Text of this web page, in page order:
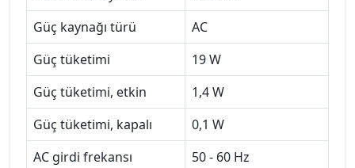
Güç kaynağı türü
AC
Güç tüketimi
19 W
Güç tüketimi, etkin
1,4 W
Güç tüketimi, kapalı
0,1 W
AC girdi frekansı
50 - 60 Hz